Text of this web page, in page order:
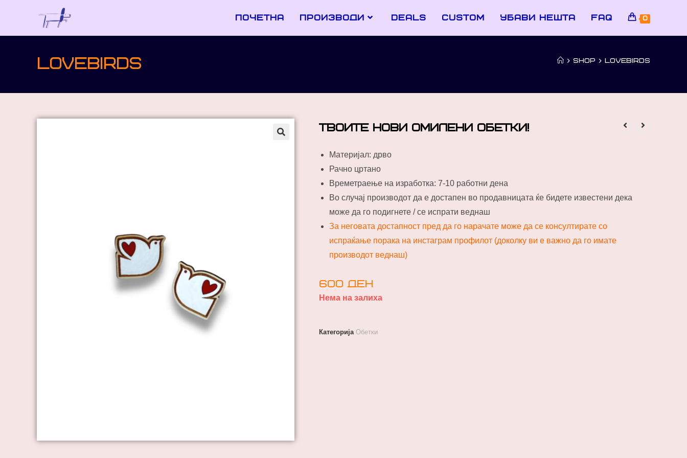
почетна производи deals custom убави нешта faq 0
Lovebirds > SHOP > LOVEBIRDS
твоите нови омилени обетки!
Материјал: дрво
Рачно цртано
Времетраење на изработка: 7-10 работни дена
Во случај производот да е достапен во продавницата ќе бидете известени дека
може да го подигнете / се испрати веднаш
За неговата достапност пред да го нарачате може да се консултирате со
испраќање порака на инстаграм профилот (доколку ви е важно да го имате
производот веднаш)
600 ден
Нема на залиха
Категорија Обетки